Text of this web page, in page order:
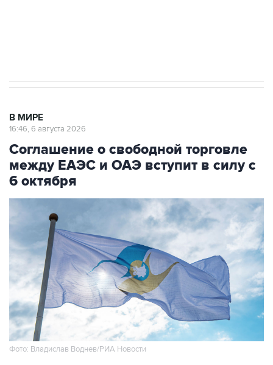
В МИРЕ
16:46, 6 августа 2026
Соглашение о свободной торговле
между ЕАЭС и ОАЭ вступит в силу с
6 октября
Фото: Владислав Воднев/РИА Новости